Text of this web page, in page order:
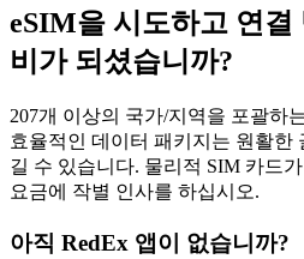
eSIM을 시도하고 연결
비가 되셨습니까?
207개 이상의 국가/지역을 포괄하
효율적인 데이터 패키지는 원활한
길 수 있습니다. 물리적 SIM 카드
요금에 작별 인사를 하십시오.
아직 RedEx 앱이 없습니까?